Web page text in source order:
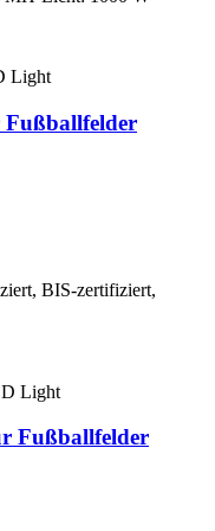
BIS-zertifiziert,
Fußballfelder